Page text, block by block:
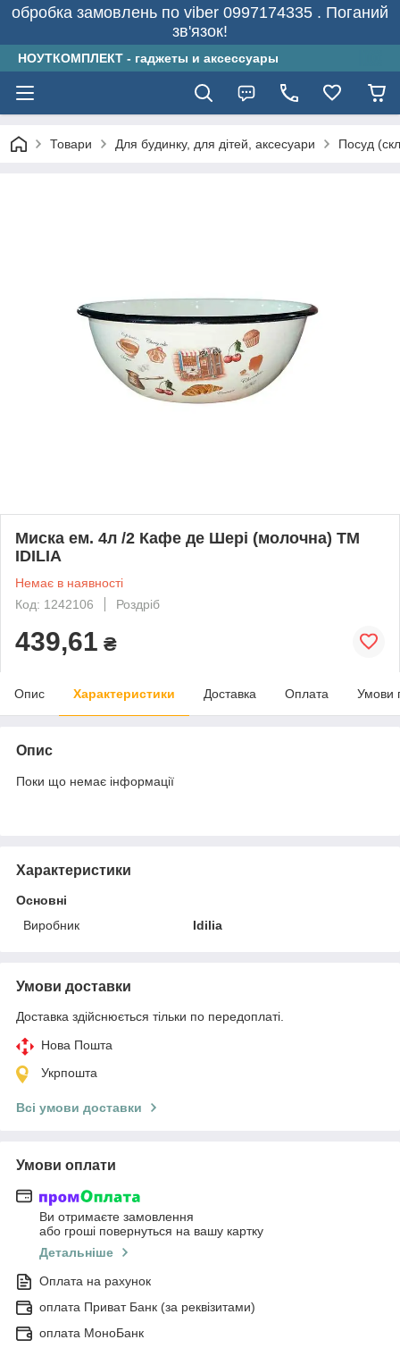
обробка замовлень по viber 0997174335 . Поганий
зв'язок!
НОУТКОМПЛЕКТ - гаджеты и аксессуары
Товари Для будинку, для дітей, аксесуари Посуд
Миска ем. 4л /2 Кафе де Шері (молочна) ТМ
IDILIA
Немає в наявності
Код: 1242106
Роздріб
439,61 ₴
Опис Характеристики Доставка Оплата Умови
Опис
Поки що немає інформації
Характеристики
Основні
Виробник
Idilia
Умови доставки
Доставка здійснюється тільки по передоплаті.
Нова Пошта
Укрпошта
Всі умови доставки
Умови оплати
Ви отримаєте замовлення
або гроші повернуться на вашу картку
Детальніше
Оплата на рахунок
оплата Приват Банк (за реквізитами)
оплата МоноБанк